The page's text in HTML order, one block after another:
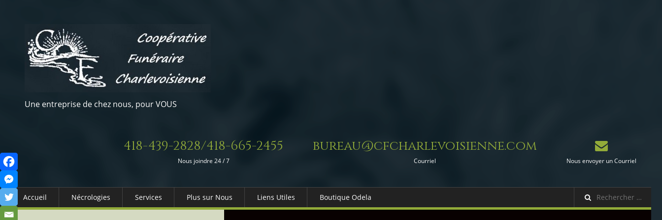
Une entreprise de chez nous, pour VOUS
418-439-2828/418-665-2455
Nous joindre 24 / 7
bureau@cfcharlevoisienne.com
Courriel Nous envoyer un Courriel
Accueil Nécrologies Services Plus sur Nous Liens Utiles Boutique Odela